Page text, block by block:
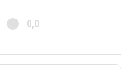
0,0